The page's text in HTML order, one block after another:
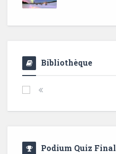
Bibliothèque
Podium Quiz Final